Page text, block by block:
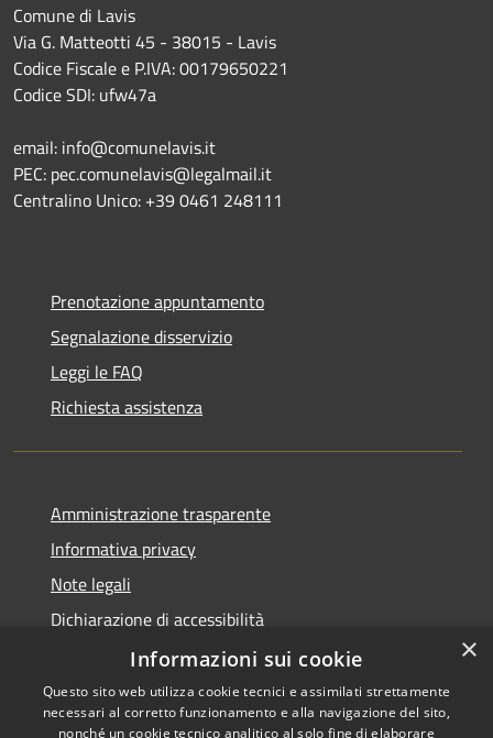
Comune di Lavis
Via G. Matteotti 45 - 38015 - Lavis
Codice Fiscale e P.IVA: 00179650221
Codice SDI: ufw47a
email: info@comunelavis.it
PEC: pec.comunelavis@legalmail.it
Centralino Unico: +39 0461 248111
Prenotazione appuntamento
Segnalazione disservizio
Leggi le FAQ
Richiesta assistenza
Amministrazione trasparente
Informativa privacy
Note legali
Dichiarazione di accessibilità
Informative Privacy
×
Informazioni sui cookie
Questo sito web utilizza cookie tecnici e assimilati strettamente
necessari al corretto funzionamento e alla navigazione del sito,
nonché un cookie tecnico analitico al solo fine di elaborare